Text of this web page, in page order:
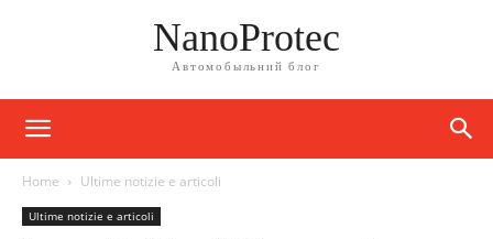
NanoProtec
Автомобыльний блог
Home Ultime notizie e articoli
Ultime notizie e articoli